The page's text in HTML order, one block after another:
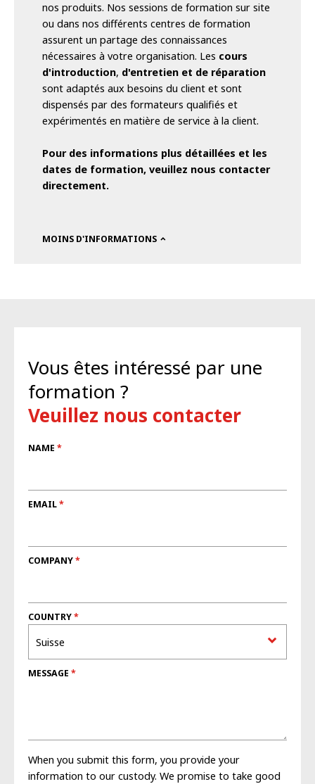
nos produits. Nos sessions de formation sur site
ou dans nos différents centres de formation
assurent un partage des connaissances
nécessaires à votre organisation. Les cours
d'introduction, d'entretien et de réparation
sont adaptés aux besoins du client et sont
dispensés par des formateurs qualifiés et
expérimentés en matière de service à la client.
Pour des informations plus détaillées et les
dates de formation, veuillez nous contacter
directement.
MOINS D'INFORMATIONS
Vous êtes intéressé par une
formation ?
Veuillez nous contacter
NAME
EMAIL
COMPANY
COUNTRY
MESSAGE
When you submit this form, you provide your
information to our custody. We promise to take good